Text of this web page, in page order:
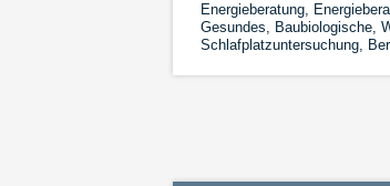
Energieberatung,
Gesundes, Baubiologische,
Schlafplatzuntersuchung,